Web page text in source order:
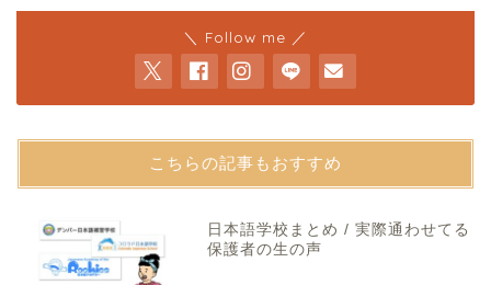
＼ Follow me ／
こちらの記事もおすすめ
日本語学校まとめ / 実際通わせてる
保護者の生の声